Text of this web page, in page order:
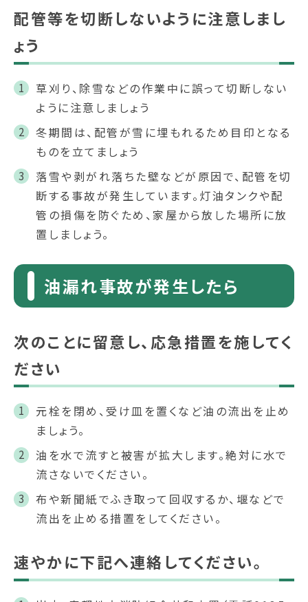
配管等を切断しないように注意しまし
ょう
草刈り、除雪などの作業中に誤って切断しない
ように注意しましょう
冬期間は、配管が雪に埋もれるため目印となる
ものを立てましょう
落雪や剥がれ落ちた壁などが原因で、配管を切
断する事故が発生しています。灯油タンクや配
管の損傷を防ぐため、家屋から放した場所に放
置しましょう。
油漏れ事故が発生したら
次のことに留意し、応急措置を施してく
ださい
元栓を閉め、受け皿を置くなど油の流出を止め
ましょう。
油を水で流すと被害が拡大します。絶対に水で
流さないでください。
布や新聞紙でふき取って回収するか、堰などで
流出を止める措置をしてください。
速やかに下記へ連絡してください。